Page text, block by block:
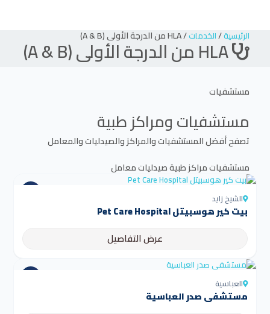
الرئيسية/الخدمات/HLA من الدرجة الأولى (A & B) HLA من الدرجة الأولى (A & B)
مستشفيات
مستشفيات ومراكز طبية
تصفح أفضل المستشفيات والمراكز والصيدليات والمعامل
مستشفياتمراكز طبيةصيدلياتمعامل
الشيخ زايد
بيت كير هوسبيتل Pet Care Hospital
عرض التفاصيل
العباسية
مستشفى صدر العباسية